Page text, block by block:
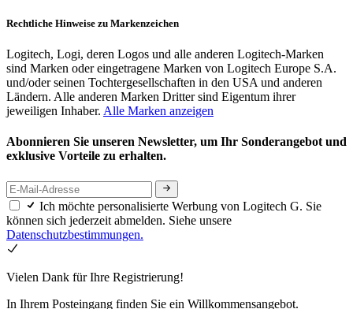
Rechtliche Hinweise zu Markenzeichen
Logitech, Logi, deren Logos und alle anderen Logitech-Marken
sind Marken oder eingetragene Marken von Logitech Europe S.A.
und/oder seinen Tochtergesellschaften in den USA und anderen
Ländern. Alle anderen Marken Dritter sind Eigentum ihrer
jeweiligen Inhaber. Alle Marken anzeigen
Abonnieren Sie unseren Newsletter, um Ihr Sonderangebot und
exklusive Vorteile zu erhalten.
Ich möchte personalisierte Werbung von Logitech G. Sie
können sich jederzeit abmelden. Siehe unsere
Datenschutzbestimmungen.
Vielen Dank für Ihre Registrierung!
In Ihrem Posteingang finden Sie ein Willkommensangebot.